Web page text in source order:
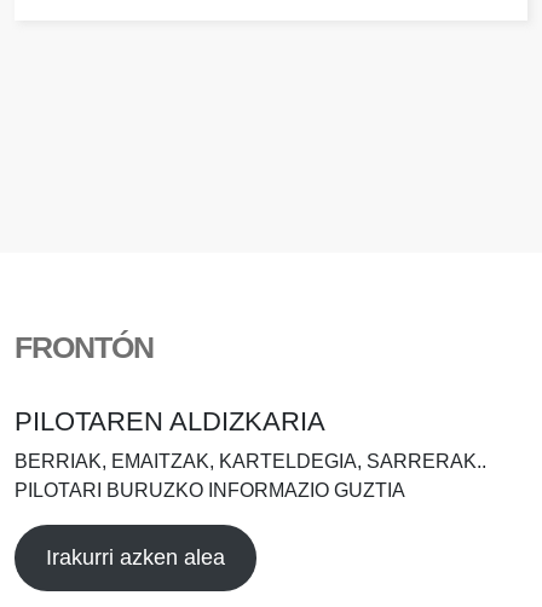
FRONTÓN
PILOTAREN ALDIZKARIA
BERRIAK, EMAITZAK, KARTELDEGIA, SARRERAK..
PILOTARI BURUZKO INFORMAZIO GUZTIA
Irakurri azken alea